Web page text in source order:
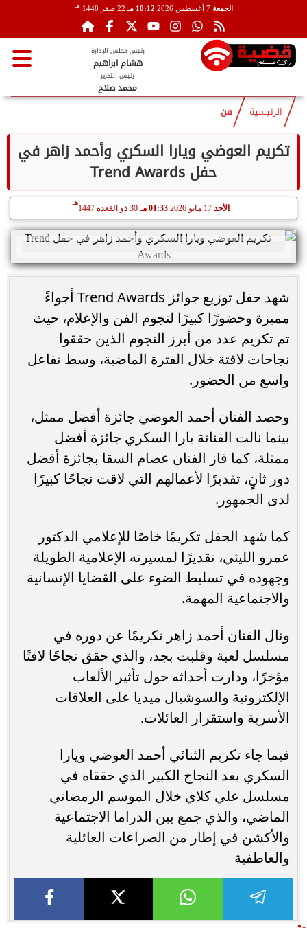
الجمعة 7 أغسطس 2026 10:12 مـ 22 صفر 1448 هـ
رئيس مجلس الإدارة
هشام ابراهيم
رئيس التحرير
محمد صلاح
الرئيسية فن
تكريم العوضي ويارا السكري وأحمد زاهر في
حفل Trend Awards
الأحد 17 مايو 2026 01:33 مـ 30 ذو القعدة 1447
هـ
شهد حفل توزيع جوائز Trend Awards أجواءً
مميزة وحضورًا كبيرًا لنجوم الفن والإعلام، حيث
تم تكريم عدد من أبرز النجوم الذين حققوا
نجاحات لافتة خلال الفترة الماضية، وسط تفاعل
واسع من الحضور.
وحصد الفنان أحمد العوضي جائزة أفضل ممثل،
بينما نالت الفنانة يارا السكري جائزة أفضل
ممثلة، كما فاز الفنان عصام السقا بجائزة أفضل
دور ثانٍ، تقديرًا لأعمالهم التي لاقت نجاحًا كبيرًا
لدى الجمهور.
كما شهد الحفل تكريمًا خاصًا للإعلامي الدكتور
عمرو الليثي، تقديرًا لمسيرته الإعلامية الطويلة
وجهوده في تسليط الضوء على القضايا الإنسانية
والاجتماعية المهمة.
ونال الفنان أحمد زاهر تكريمًا عن دوره في
مسلسل لعبة وقلبت بجد، والذي حقق نجاحًا لافتًا
مؤخرًا، ودارت أحداثه حول تأثير الألعاب
الإلكترونية والسوشيال ميديا على العلاقات
الأسرية واستقرار العائلات.
فيما جاء تكريم الثنائي أحمد العوضي ويارا
السكري بعد النجاح الكبير الذي حققاه في
مسلسل علي كلاي خلال الموسم الرمضاني
الماضي، والذي جمع بين الدراما الاجتماعية
والأكشن في إطار من الصراعات العائلية
والعاطفية